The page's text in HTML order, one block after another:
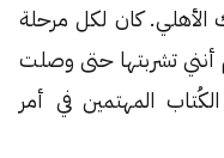
الأهلي. كان لكل مرحلة
أنني تشربتها حتى وصلت
المهتمين في أمر